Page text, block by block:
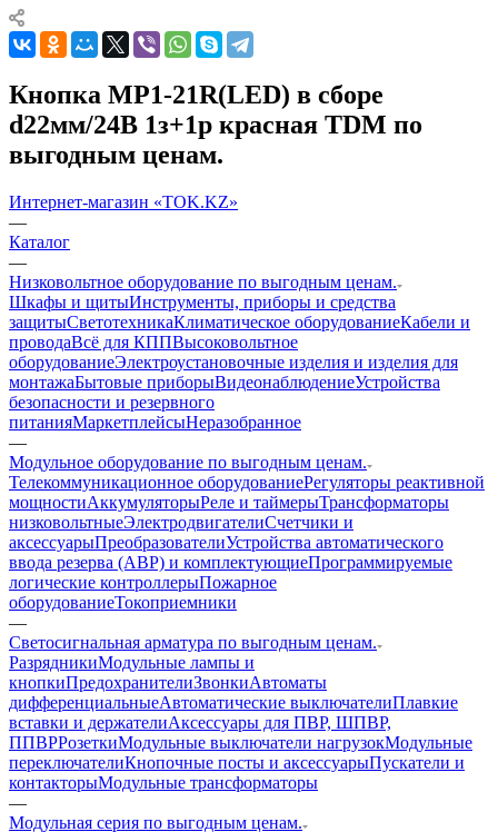
Кнопка MP1-21R(LED) в сборе
d22мм/24В 1з+1р красная TDM по
выгодным ценам.
Интернет-магазин «TOK.KZ»
—
Каталог
—
Низковольтное оборудование по выгодным ценам.
Шкафы и щитыИнструменты, приборы и средства
защитыСветотехникаКлиматическое оборудованиеКабели и
проводаВсё для КППВысоковольтное
оборудованиеЭлектроустановочные изделия и изделия для
монтажаБытовые приборыВидеонаблюдениеУстройства
безопасности и резервного
питанияМаркетплейсыНеразобранное
—
Модульное оборудование по выгодным ценам.
Телекоммуникационное оборудованиеРегуляторы реактивной
мощностиАккумуляторыРеле и таймерыТрансформаторы
низковольтныеЭлектродвигателиСчетчики и
аксессуарыПреобразователиУстройства автоматического
ввода резерва (АВР) и комплектующиеПрограммируемые
логические контроллерыПожарное
оборудованиеТокоприемники
—
Светосигнальная арматура по выгодным ценам.
РазрядникиМодульные лампы и
кнопкиПредохранителиЗвонкиАвтоматы
дифференциальныеАвтоматические выключателиПлавкие
вставки и держателиАксессуары для ПВР, ШПВР,
ППВРРозеткиМодульные выключатели нагрузокМодульные
переключателиКнопочные посты и аксессуарыПускатели и
контакторыМодульные трансформаторы
—
Модульная серия по выгодным ценам.